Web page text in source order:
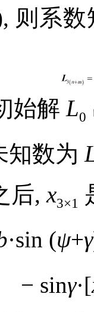
则系
始解 L0
知数为
后,x3×1
·sin (ψ+γ
− sinγ·[